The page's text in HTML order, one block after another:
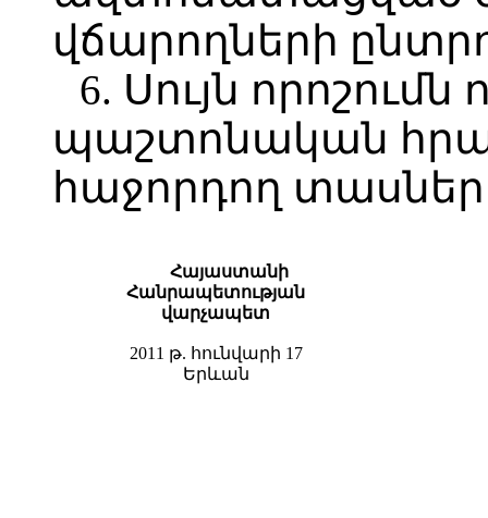
վճարողների
6. Սույն որոշումն
պաշտոնական
հաջորդող
Հայաստանի
Հանրապետության
վարչապետ
2011 թ. հունվարի 17
Երևան